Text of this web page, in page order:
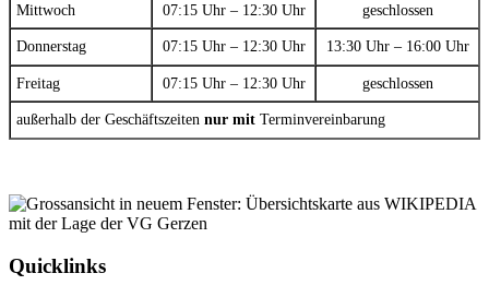
Mittwoch 07:15 Uhr – 12:30 Uhr geschlossen
Donnerstag 07:15 Uhr – 12:30 Uhr 13:30 Uhr – 16:00 Uhr
Freitag 07:15 Uhr – 12:30 Uhr geschlossen
außerhalb der Geschäftszeiten nur mit Terminvereinbarung
Quicklinks